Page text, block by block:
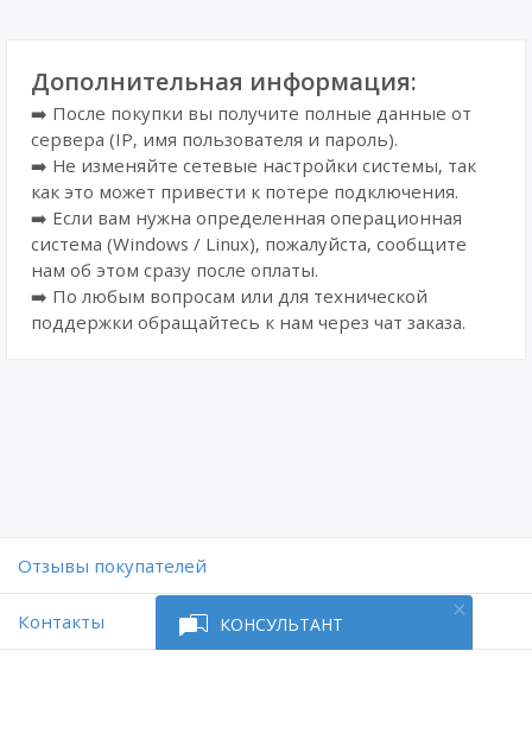
КОНСУЛЬТАНТ
Дополнительная информация:
➡️ После покупки вы получите полные данные от
сервера (IP, имя пользователя и пароль).
➡️ Не изменяйте сетевые настройки системы, так
как это может привести к потере подключения.
➡️ Если вам нужна определенная операционная
система (Windows / Linux), пожалуйста, сообщите
нам об этом сразу после оплаты.
➡️ По любым вопросам или для технической
поддержки обращайтесь к нам через чат заказа.
Отзывы покупателей
Контакты